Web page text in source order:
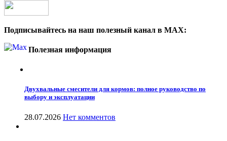
Подписывайтесь на наш полезный канал в MAX:
Полезная информация
Двухвальные смесители для кормов: полное руководство по
выбору и эксплуатации
28.07.2026 Нет комментов